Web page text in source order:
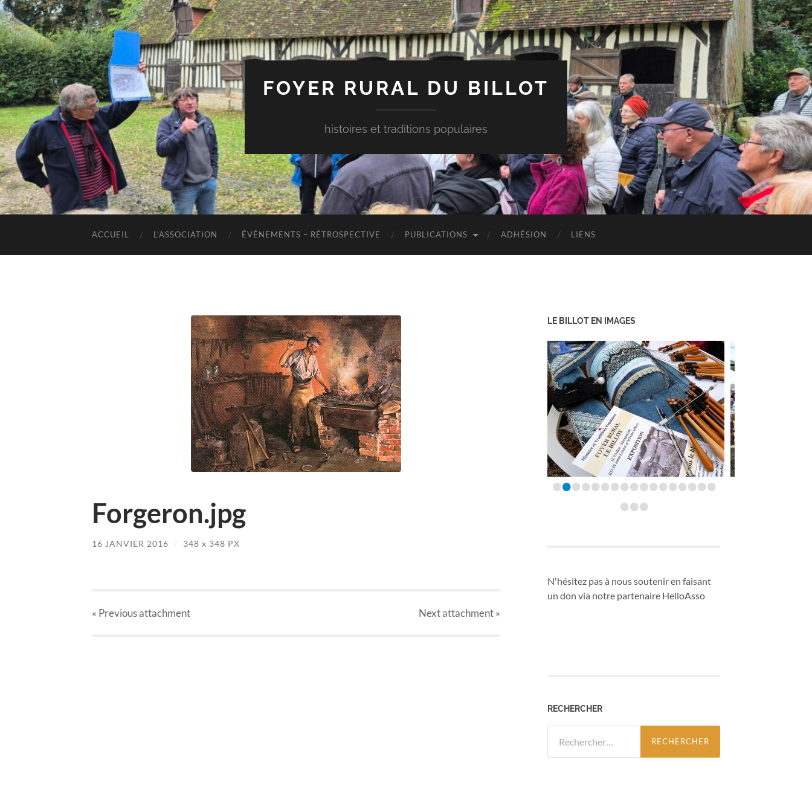
FOYER RURAL DU BILLOT
histoires et traditions populaires
ACCUEIL L’ASSOCIATION ÉVÉNEMENTS – RÉTROSPECTIVE PUBLICATIONS ADHÉSION LIENS
Forgeron.jpg
16 JANVIER 2016 / 348 x 348 PX
« Previousattachment Nextattachment»
LE BILLOT EN IMAGES
•••••••••••••••••
•••
N'hésitez pas à nous soutenir en faisant
un don via notre partenaire HelloAsso
RECHERCHER